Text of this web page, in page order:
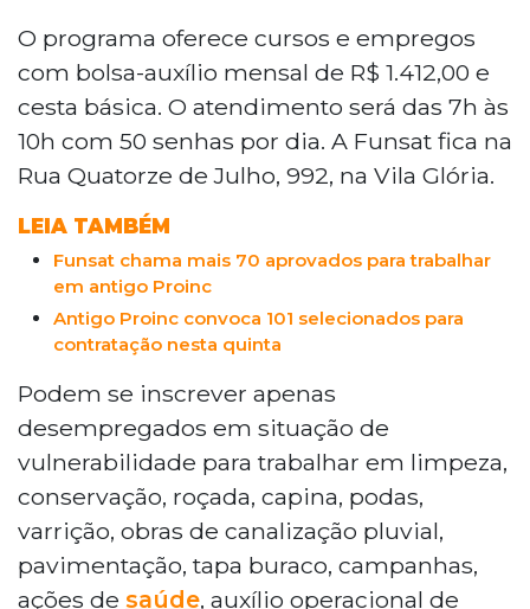
O programa oferece cursos e empregos
com bolsa-auxílio mensal de R$ 1.412,00 e
cesta básica. O atendimento será das 7h às
10h com 50 senhas por dia. A Funsat fica na
Rua Quatorze de Julho, 992, na Vila Glória.
LEIA TAMBÉM
Funsat chama mais 70 aprovados para trabalhar
em antigo Proinc
Antigo Proinc convoca 101 selecionados para
contratação nesta quinta
Podem se inscrever apenas
desempregados em situação de
vulnerabilidade para trabalhar em limpeza,
conservação, roçada, capina, podas,
varrição, obras de canalização pluvial,
pavimentação, tapa buraco, campanhas,
ações de saúde, auxílio operacional de